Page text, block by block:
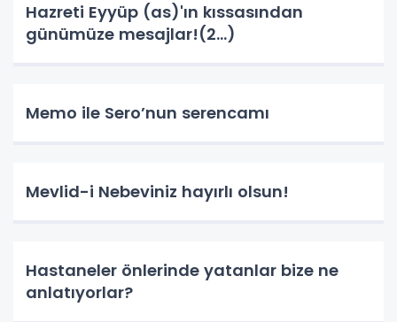
Hazreti Eyyüp (as)'ın kıssasından
günümüze mesajlar!(2…)
Memo ile Sero’nun serencamı
Mevlid-i Nebeviniz hayırlı olsun!
Hastaneler önlerinde yatanlar bize ne
anlatıyorlar?